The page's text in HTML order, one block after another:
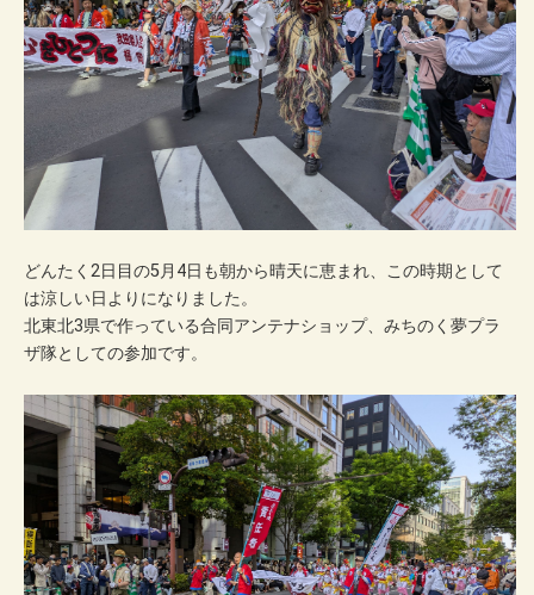
どんたく2日目の5月4日も朝から晴天に恵まれ、この時期として
は涼しい日よりになりました。
北東北3県で作っている合同アンテナショップ、みちのく夢プラ
ザ隊としての参加です。